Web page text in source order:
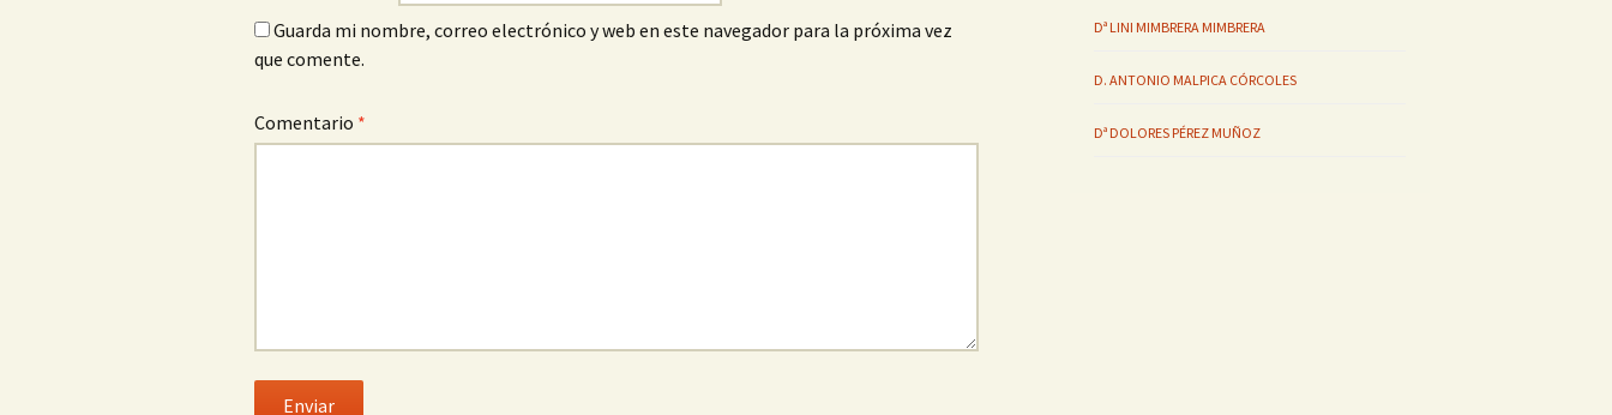
Guarda mi nombre, correo electrónico y web en este navegador para la próxima vez
que comente.
Comentario *
Dª LINI MIMBRERA MIMBRERA
D. ANTONIO MALPICA CÓRCOLES
Dª DOLORES PÉREZ MUÑOZ